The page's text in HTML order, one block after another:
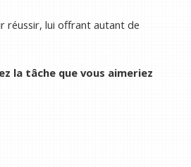
réussir, lui offrant autant de
la tâche que vous aimeriez